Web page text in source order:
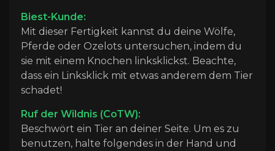
Biest-Kunde:
Mit dieser Fertigkeit kannst du deine Wölfe,
Pferde oder Ozelots untersuchen, indem du
sie mit einem Knochen linksklickst. Beachte,
dass ein Linksklick mit etwas anderem dem Tier
schadet!
Ruf der Wildnis (CoTW):
Beschwört ein Tier an deiner Seite. Um es zu
benutzen, halte folgendes in der Hand und